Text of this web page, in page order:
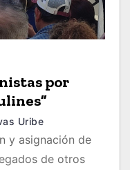
por
Uribe
y asignación de
de otros